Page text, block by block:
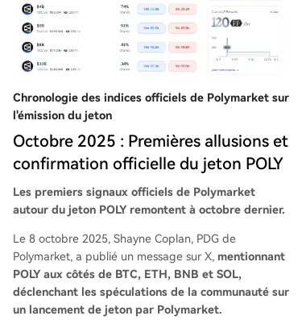
Chronologie des indices officiels de Polymarket sur
l'émission du jeton
Octobre 2025 : Premières allusions et
confirmation officielle du jeton POLY
Les premiers signaux officiels de Polymarket
autour du jeton POLY remontent à octobre dernier.
Le 8 octobre 2025, Shayne Coplan, PDG de
Polymarket, a publié un message sur X, mentionnant
POLY aux côtés de BTC, ETH, BNB et SOL,
déclenchant les spéculations de la communauté sur
un lancement de jeton par Polymarket.